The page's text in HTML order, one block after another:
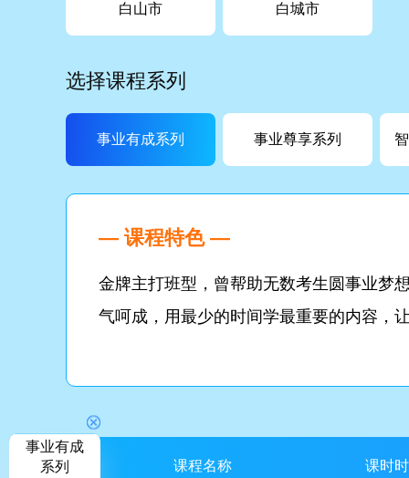
白山市 白城市
选择课程系列
事业有成系列 事业尊享系列
— 课程特色 —
金牌主打班型，曾帮助无数考生圆事业梦
气呵成，用最少的时间学最重要的内容，
课程名称 课时
事业有成
系列